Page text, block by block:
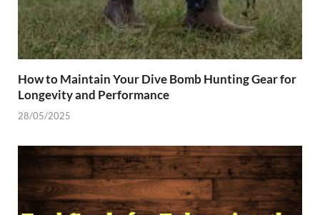
How to Maintain Your Dive Bomb Hunting Gear for
Longevity and Performance
28/05/2025